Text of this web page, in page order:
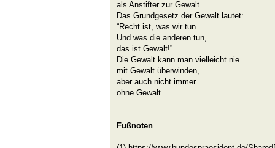
als Anstifter zur Gewalt.
Das Grundgesetz der Gewalt lautet:
“Recht ist, was wir tun.
Und was die anderen tun,
das ist Gewalt!”
Die Gewalt kann man vielleicht nie
mit Gewalt überwinden,
aber auch nicht immer
ohne Gewalt.
Fußnoten